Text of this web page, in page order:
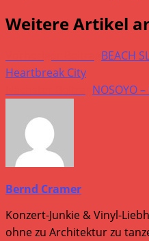
Weitere Artikel
BEACH
Heartbreak City
NOSOYO
Bernd Cramer
Konzert-Junkie & Vinyl-
ohne zu Architektur zu